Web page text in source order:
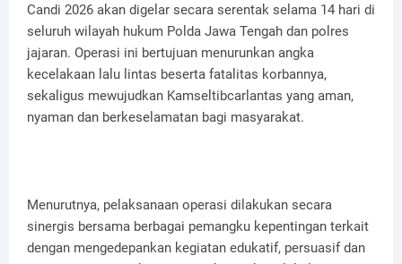
Candi 2026 akan digelar secara serentak selama 14 hari di
seluruh wilayah hukum Polda Jawa Tengah dan polres
jajaran. Operasi ini bertujuan menurunkan angka
kecelakaan lalu lintas beserta fatalitas korbannya,
sekaligus mewujudkan Kamseltibcarlantas yang aman,
nyaman dan berkeselamatan bagi masyarakat.
Menurutnya, pelaksanaan operasi dilakukan secara
sinergis bersama berbagai pemangku kepentingan terkait
dengan mengedepankan kegiatan edukatif, persuasif dan